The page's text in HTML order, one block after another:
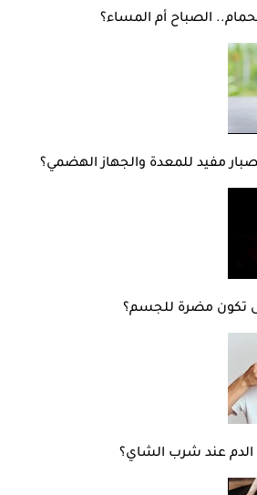
الصباح أم المساء؟
مفيد للمعدة والجهاز الهضمي؟
تكون مضرة للجسم؟
عند شرب الشاي؟